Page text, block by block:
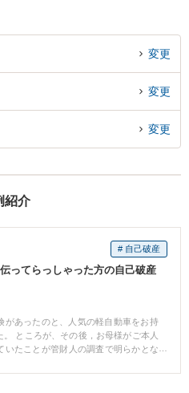
変更
変更
変更
紹介
# 自己破産
ってらっしゃった方の自己破産
があったのと、人気の軽自動車をお持
ところが、その後，お母様がご本人
いたことが管財人の調査で明らかとな
最終的にお母様のものとの判断をう